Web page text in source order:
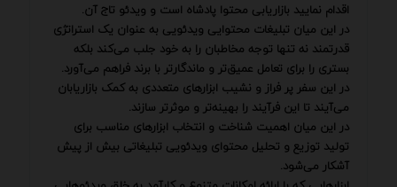
اقدام نمایید بازاریابی محتوا پادشاه است و ویدئو تاج آن.
در این میان تبلیغات محتوایی ویدئویی به عنوان یک استراتژی
قدرتمند نه تنها توجه مخاطبان را به خود جلب می‌کند بلکه
بستری را برای تعامل عمیق‌تر و ماندگارتر با برند فراهم می‌آورد.
در این سفر پر فراز و نشیب ابزارهای متعددی به کمک بازاریابان
می‌آیند تا این فرآیند را بهینه‌تر و موثرتر سازند.
در این میان اهمیت شناخت و انتخاب ابزارهای مناسب برای
تولید توزیع و تحلیل محتوای ویدئویی تبلیغاتی بیش از پیش
آشکار می‌شود.